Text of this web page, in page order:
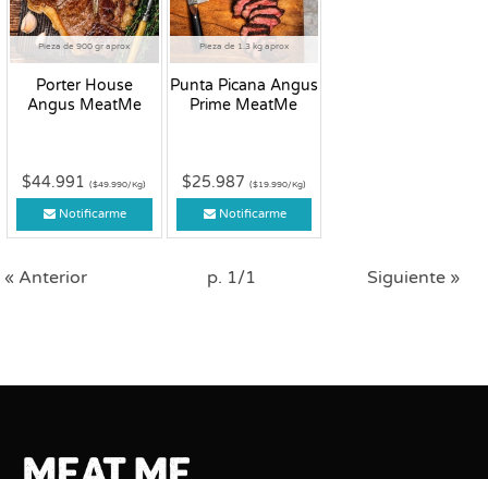
Pieza de 900 gr aprox
Porter House
Angus MeatMe
$44.991($49.990/Kg)
Notificarme
Pieza de 1.3 kg aprox
Punta Picana Angus
Prime MeatMe
$25.987 ($19.990/Kg)
Notificarme
« Anterior p. 1/1 Siguiente »